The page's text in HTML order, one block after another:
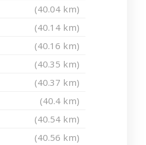
(40.04 km)
(40.14 km)
(40.16 km)
(40.35 km)
(40.37 km)
(40.4 km)
(40.54 km)
(40.56 km)